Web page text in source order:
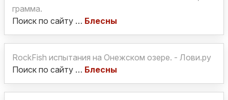
грамма.
Поиск по сайту … Блесны
RockFish испытания на Онежском озере. - Лови.ру
Поиск по сайту … Блесны